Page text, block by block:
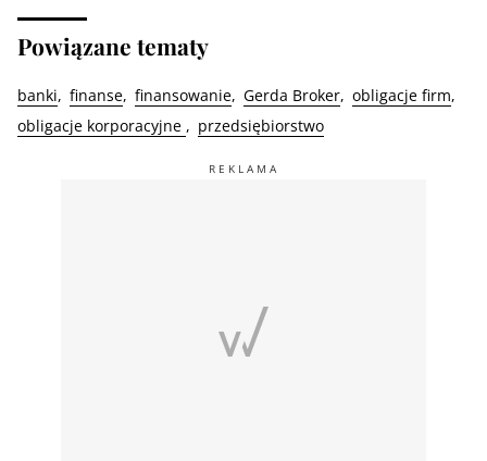
Powiązane tematy
banki finanse finansowanie Gerda Broker obligacje firm
obligacje korporacyjne
przedsiębiorstwo